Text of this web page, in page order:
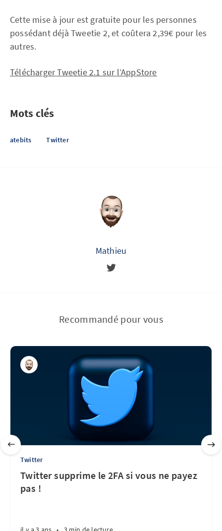
Cette mise à jour est gratuite pour les personnes
possédant déjà Tweetie 2, et coûtera 2,39€ pour les
autres.
Télécharger Tweetie 2.1 sur l’AppStore
Mots clés
atebits Twitter
Mathieu
Recommandé pour vous
Twitter
Twitter supprime le 2FA si vous ne payez
pas !